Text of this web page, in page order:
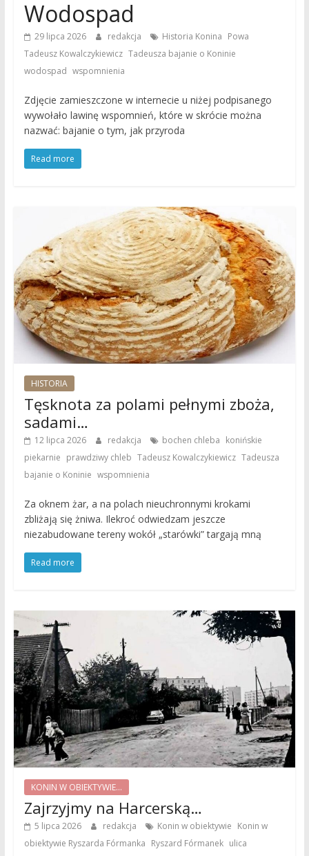
Wodospad
29 lipca 2026 redakcja Historia Konina Powa
Tadeusz Kowalczykiewicz, Tadeusza bajanie o Koninie
wodospad wspomnienia
Zdjęcie zamieszczone w internecie u niżej podpisanego
wywołało lawinę wspomnień, które w skrócie można
nazwać: bajanie o tym, jak przyroda
Read more
HISTORIA
Tęsknota za polami pełnymi zboża,
sadami…
12 lipca 2026 redakcja bochen chleba konińskie
piekarnie prawdziwy chleb Tadeusz Kowalczykiewicz, Tadeusza
bajanie o Koninie wspomnienia
Za oknem żar, a na polach nieuchronnymi krokami
zbliżają się żniwa. Ilekroć odwiedzam jeszcze
niezabudowane tereny wokół „starówki” targają mną
Read more
KONIN W OBIEKTYWIE...
Zajrzyjmy na Harcerską…
5 lipca 2026 redakcja Konin w obiektywie Konin w
obiektywie Ryszarda Fórmanka Ryszard Fórmanek, ulica